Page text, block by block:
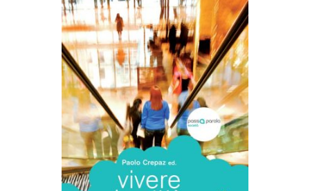
LEGGI TUTTO